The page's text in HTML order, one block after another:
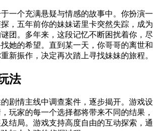
一个充满悬疑与情感的故事中。你扮演一
，五年前你的妹妹诺里卡突然失踪，成为
团。多年来，这段记忆不断困扰着你，尽
她的希望。直到某一天，你哥哥的离世和
新振作，决定再次踏上寻找妹妹的旅程。
法
剧情主线中调查案件，逐步揭开。游戏设
玩家的每一个选择都将带来不同的结果，
结局。游戏支持高度自由的互动探索，通